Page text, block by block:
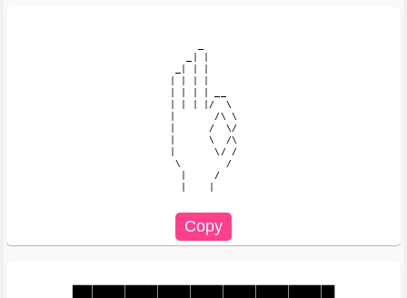
| | | |/  \
|       /\ \
|      /  \/
|      \  /\
|       \/ /
\        /
  |     /